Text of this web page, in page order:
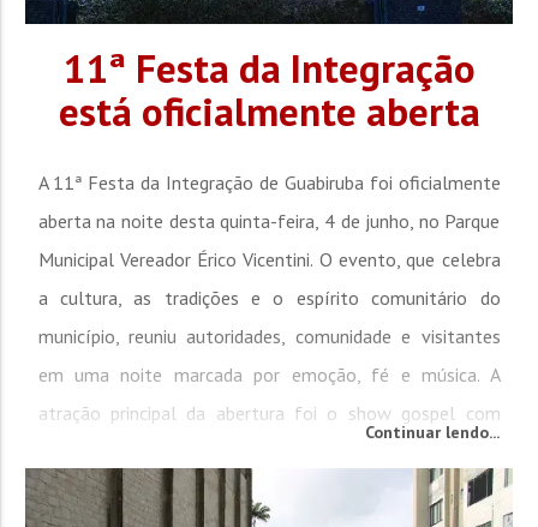
11ª Festa da Integração
está oficialmente aberta
A 11ª Festa da Integração de Guabiruba foi oficialmente
aberta na noite desta quinta-feira, 4 de junho, no Parque
Municipal Vereador Érico Vicentini. O evento, que celebra
a cultura, as tradições e o espírito comunitário do
município, reuniu autoridades, comunidade e visitantes
em uma noite marcada por emoção, fé e música. A
atração principal da abertura foi o show gospel com
Continuar lendo...